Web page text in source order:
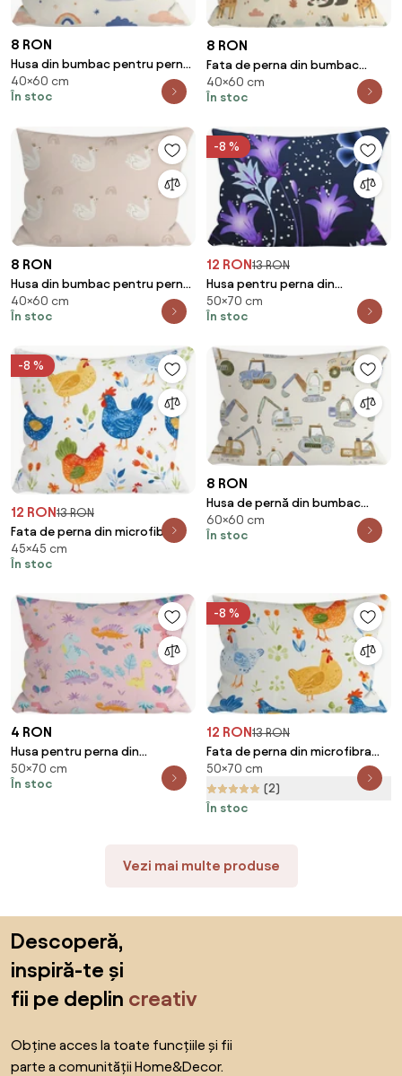
8 RON
Husa din bumbac pentru pernă
CLOUDIRO 40x60 cm, colorat
40×60 cm
În stoc
8 RON
Fata de perna din bumbac
ANIMORA 40x60 cm, colorat
40×60 cm
În stoc
8 RON
Husa din bumbac pentru perna
SWAN CLOUD 40x60 cm, roz
40×60 cm
În stoc
-8 %
12 RON13 RON
Husa pentru perna din
microfibra VIOLET BUTTERFLY
50x70 cm, albastru inchis
50×70 cm
În stoc
-8 %
12 RON13 RON
Fata de perna din microfibra
HENRIETTA 45x45 cm, colorat
45×45 cm
În stoc
8 RON
Husa de pernă din bumbac
DIGGERO 40x60 cm, colorat
60×60 cm
În stoc
4 RON
Husa pentru perna din
microfibra DINO ISLAND 50x70
cm, colorat
50×70 cm
În stoc
-8 %
12 RON13 RON
Fata de perna din microfibra
HENRIETTA 50x70 cm, colorat
50×70 cm
(2)
În stoc
Vezi mai multe produse
Descoperă,
inspiră-te și
fii pe deplin creativ
Obține acces la toate funcțiile și fii
parte a comunității Home&Decor.